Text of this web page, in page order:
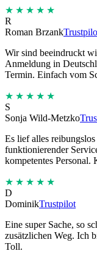
★★★★★
R
Roman Brzank
Wir sind beeindruckt
Anmeldung in
Termin. Einfach vom
★★★★★
S
Sonja Wild-Metzko
Es lief alles
funktionierender
kompetentes
★★★★★
D
DominikTrustpilot
Eine super Sache, so
zusätzlichen Weg. Ich
Toll.